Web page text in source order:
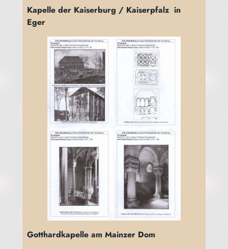
Kapel­le der Kai­ser­burg / Kai­ser­pfalz in
Eger
Gott­hard­ka­pel­le am Main­zer Dom